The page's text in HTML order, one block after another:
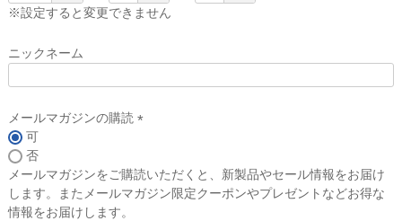
必
※設定すると変更できません
ニックネーム
メールマガジンの購読
須
)
可
否
メールマガジンをご購読いただくと、新製品やセール情報をお届け
します。またメールマガジン限定クーポンやプレゼントなどお得な
情報をお届けします。